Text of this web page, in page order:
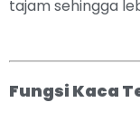
tajam sehingga
Fungsi Kaca